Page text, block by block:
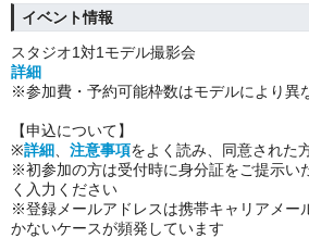
イベント情報
スタジオ1対1モデル撮影会
詳細
※参加費・予約可能枠数はモデルにより異
【申込について】
※詳細 注意事項をよく読み、同意された
※初参加の方は受付時に身分証をご提示い
く入力ください
※登録メールアドレスは携帯キャリアメー
かないケースが頻発しています